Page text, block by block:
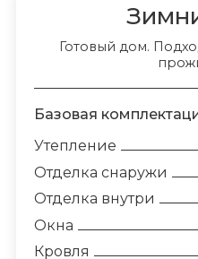
Готовый дом.
Базовая
Утепление
Отделка снаружи
Отделка внутри
Окна
Кровля